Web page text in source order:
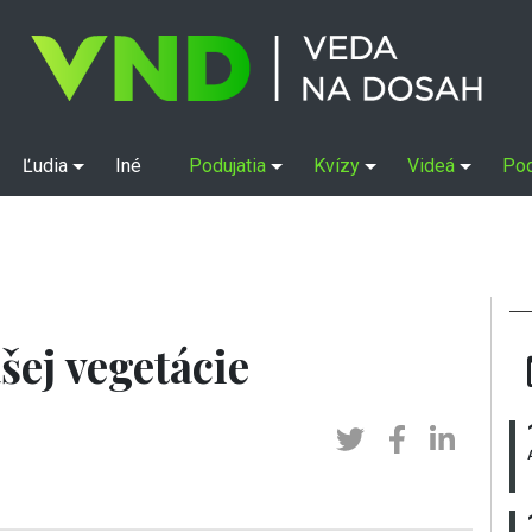
Ľudia Iné Podujatia Kvízy Videá
vegetácie